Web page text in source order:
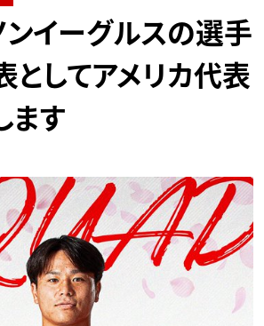
ンイーグルスの選手
としてアメリカ代表
ます